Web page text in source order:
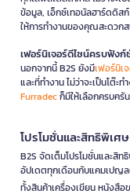
ข้อมูล, เอ็กซ์เทอนัลฮาร์ดดิสก์
ให้การทำงานของคุณสะดวก
เฟอร์นิเจอร์ดีไซน์ครบฟังก์
นอกจากนี้ B2S ยังมีเฟอร์นิเ
และที่ทำงาน ไม่ว่าจะเป็นโต๊ะ
Furradecก็มีให้เลือกครบครัน
โปรโมชั่นและสิทธิพิเศษ
B2S จัดเต็มโปรโมชั่นและสิ
อัปเดตทุกเดือนกับแคมเปญล
ทั้งสินค้าเครื่องเขียน หนังสื